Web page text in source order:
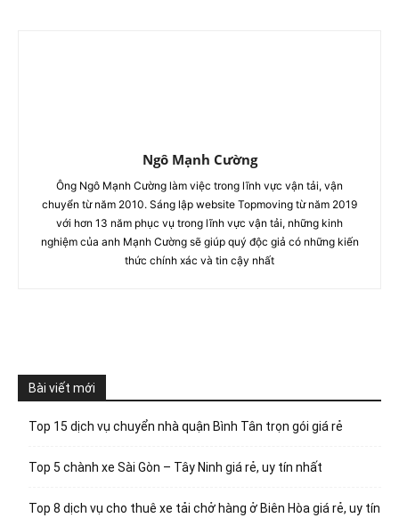
Ngô Mạnh Cường
Ông Ngô Mạnh Cường làm việc trong lĩnh vực vận tải, vận
chuyển từ năm 2010. Sáng lập website Topmoving từ năm 2019
với hơn 13 năm phục vụ trong lĩnh vực vận tải, những kinh
nghiệm của anh Mạnh Cường sẽ giúp quý độc giả có những kiến
thức chính xác và tin cậy nhất
Bài viết mới
Top 15 dịch vụ chuyển nhà quận Bình Tân trọn gói giá rẻ
Top 5 chành xe Sài Gòn – Tây Ninh giá rẻ, uy tín nhất
Top 8 dịch vụ cho thuê xe tải chở hàng ở Biên Hòa giá rẻ, uy tín